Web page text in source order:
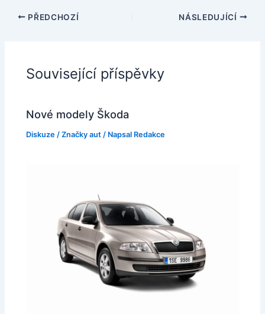
PŘEDCHOZÍ NÁSLEDUJÍCÍ
Související příspěvky
Nové modely Škoda
Diskuze /Značky aut / Napsal Redakce